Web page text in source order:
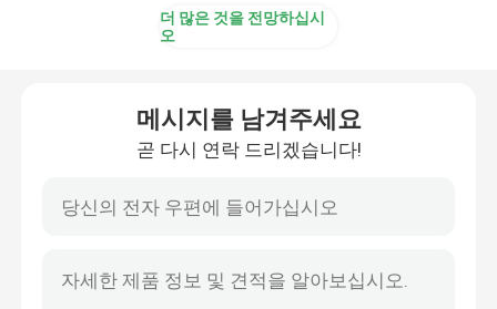
인용문을 요구하세요
푸셔 전기로
더 많은 것을 전망하십시
오
메시지를 남겨주세요
곧 다시 연락 드리겠습니다!